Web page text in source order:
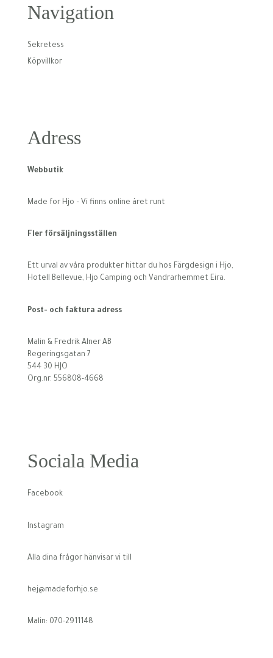
Navigation
Sekretess
Köpvillkor
Adress
Webbutik
Made for Hjo – Vi finns online året runt
Fler försäljningsställen
Ett urval av våra produkter hittar du hos Färgdesign i Hjo,
Hotell Bellevue, Hjo Camping och Vandrarhemmet Eira.
Post- och faktura adress
Malin & Fredrik Alner AB
Regeringsgatan 7
544 30 HJO
Org.nr. 556808-4668
Sociala Media
Facebook
Instagram
Alla dina frågor hänvisar vi till
hej@madeforhjo.se
Malin: 070-2911148